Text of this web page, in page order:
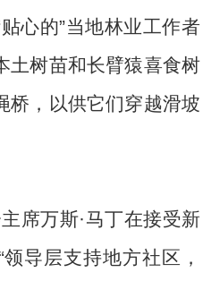
心的”当地林业工作者
土树苗和长臂猿喜食树
桥，以供它们穿越滑坡
万斯·马丁在接受新
导层支持地方社区，